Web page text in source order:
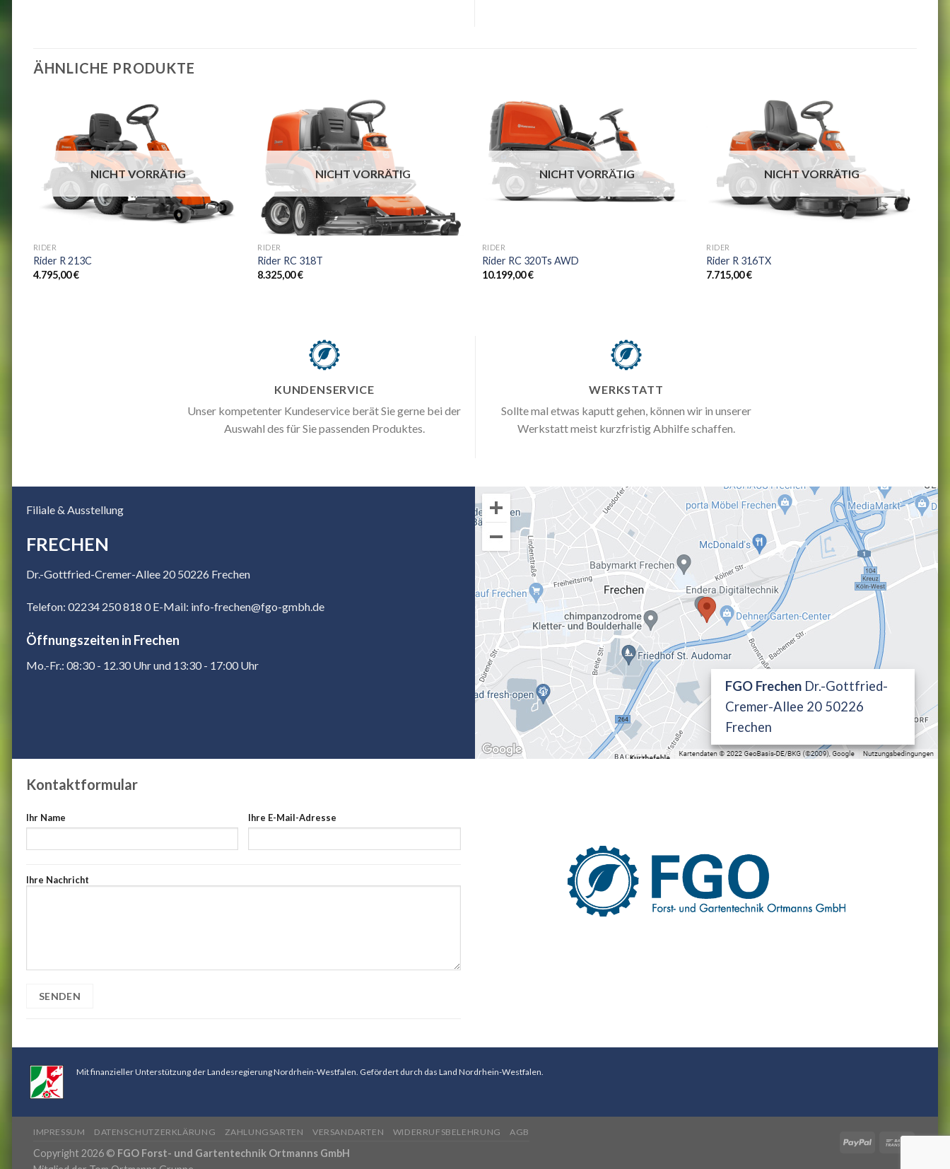
ÄHNLICHE PRODUKTE
NICHT VORRÄTIG
RIDER
Rider R 213C
4.795,00€
+
NICHT VORRÄTIG
RIDER
Rider RC 318T
8.325,00€
NICHT VORRÄTIG
RIDER
Rider RC 320Ts AWD
10.199,00€
NICHT VORRÄTIG
RIDER
Rider R 316TX
7.715,00€
KUNDENSERVICE
Unser kompetenter Kundeservice berät Sie gerne bei der
Auswahl des für Sie passenden Produktes.
WERKSTATT
Sollte mal etwas kaputt gehen, können wir in unserer
Werkstatt meist kurzfristig Abhilfe schaffen.
Filiale & Ausstellung
FRECHEN
Dr.-Gottfried-Cremer-Allee 20 50226 Frechen
Telefon: 02234 250 818 0 E-Mail: info-frechen@fgo-gmbh.de
Öffnungszeiten in Frechen
Mo.-Fr.: 08:30 - 12.30 Uhr und 13:30 - 17:00 Uhr
FGO Frechen Dr.-Gottfried-
Cremer-Allee 20 50226
Frechen
Kontaktformular
Ihr Name Ihre E-Mail-Adresse
Ihre Nachricht
Mit finanzieller Unterstützung der Landesregierung Nordrhein-Westfalen. Gefördert durch das Land Nordrhein-Westfalen.
IMPRESSUM DATENSCHUTZERKLÄRUNG ZAHLUNGSARTEN VERSANDARTEN WIDERRUFSBELEHRUNG AGB
Copyright 2026 © FGO Forst- und Gartentechnik Ortmanns GmbH